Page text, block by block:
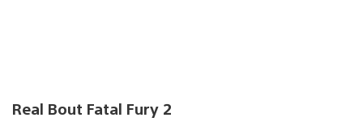
Real Bout Fatal Fury 2